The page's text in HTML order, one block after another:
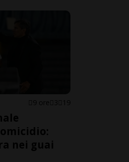
9 ore 3 19
nei guai